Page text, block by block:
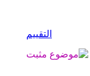
التقييم